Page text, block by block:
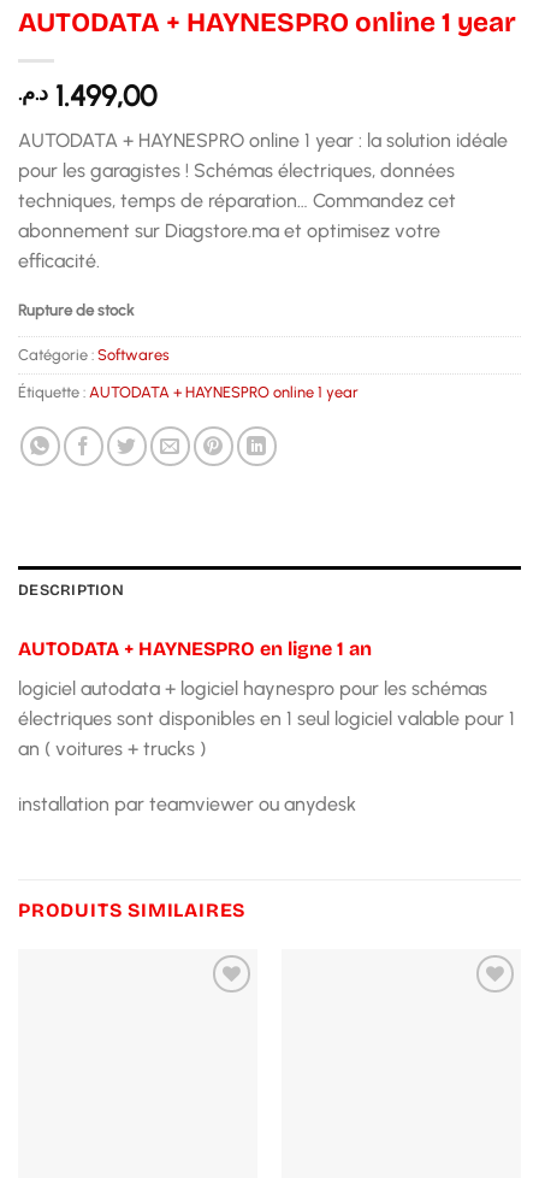
AUTODATA + HAYNESPRO online 1 year
1.499,00 د.م.
AUTODATA + HAYNESPRO online 1 year : la solution idéale
pour les garagistes ! Schémas électriques, données
techniques, temps de réparation… Commandez cet
abonnement sur Diagstore.ma et optimisez votre
efficacité.
Rupture de stock
Catégorie : Softwares
Étiquette : AUTODATA + HAYNESPRO online 1 year
DESCRIPTION
AUTODATA + HAYNESPRO en ligne 1 an
logiciel autodata + logiciel haynespro pour les schémas
électriques sont disponibles en 1 seul logiciel valable pour 1
an ( voitures + trucks )
installation par teamviewer ou anydesk
PRODUITS SIMILAIRES